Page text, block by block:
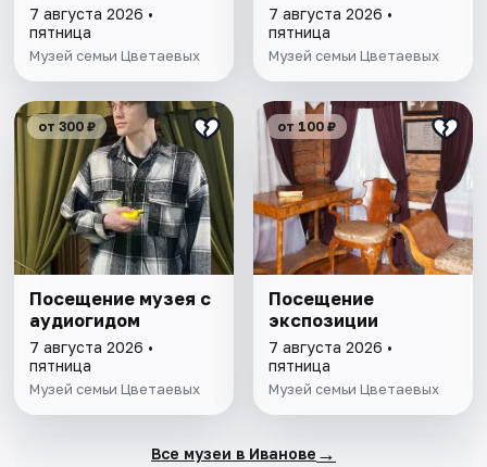
7 августа 2026 •
пятница
Музей семьи Цветаевых
7 августа 2026 •
пятница
Музей семьи Цветаевых
от 300 ₽
Посещение музея с
аудиогидом
7 августа 2026 •
пятница
Музей семьи Цветаевых
от 100 ₽
Посещение
экспозиции
7 августа 2026 •
пятница
Музей семьи Цветаевых
Все музеи в Иванове →